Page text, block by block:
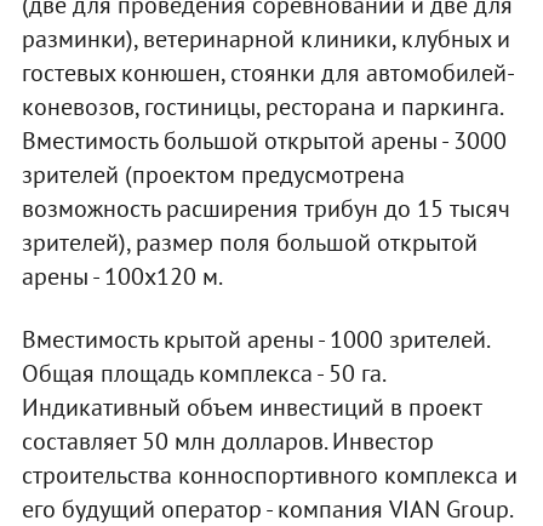
разминки), ветеринарной клиники, клубных и
гостевых конюшен, стоянки для автомобилей-
коневозов, гостиницы, ресторана и паркинга.
Вместимость большой открытой арены - 3000
зрителей (проектом предусмотрена
возможность расширения трибун до 15 тысяч
зрителей), размер поля большой открытой
арены - 100х120 м.
Вместимость крытой арены - 1000 зрителей.
Общая площадь комплекса - 50 га.
Индикативный объем инвестиций в проект
составляет 50 млн долларов. Инвестор
строительства конноспортивного комплекса и
его будущий оператор - компания VIAN Group.